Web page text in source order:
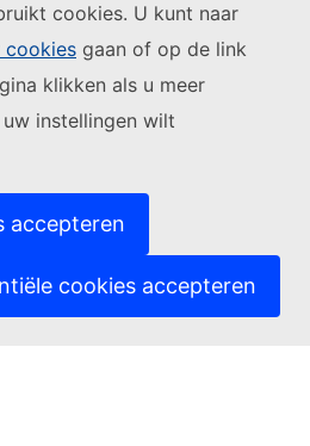
cookies. U kunt naar
cookies gaan of op de link
klikken als u meer
instellingen wilt
accepteren
cookies accepteren
(Externe link)
(Externe link)